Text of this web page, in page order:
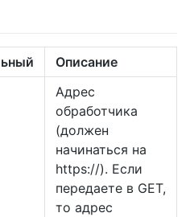
Описание
Адрес
обработчика
(должен
начинаться на
https://). Если
передаете в GET,
то адрес